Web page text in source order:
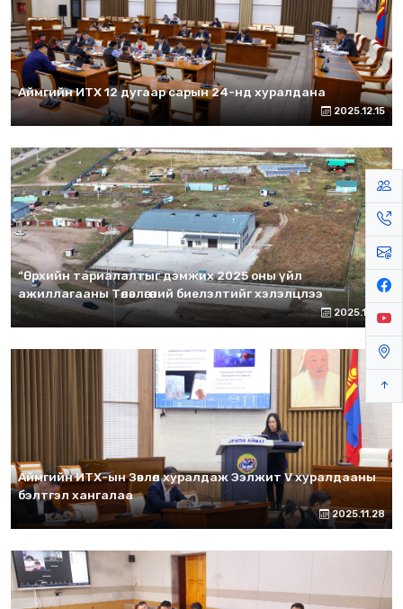
Аймгийн ИТХ 12 дугаар сарын 24-нд хуралдана
2025.12.15
“Өрхийн тариалалтыг дэмжих 2025 оны үйл
ажиллагааны Төлөвлөгөөний биелэлтийг хэлэлцлээ
2025.12.15
Аймгийн ИТХ-ын Зөвлөл хуралдаж Ээлжит V хуралдааны
бэлтгэл хангалаа
2025.11.28